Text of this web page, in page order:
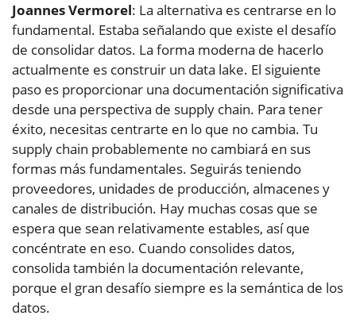
Joannes Vermorel: La alternativa es centrarse en lo
fundamental. Estaba señalando que existe el desafío
de consolidar datos. La forma moderna de hacerlo
actualmente es construir un data lake. El siguiente
paso es proporcionar una documentación significativa
desde una perspectiva de supply chain. Para tener
éxito, necesitas centrarte en lo que no cambia. Tu
supply chain probablemente no cambiará en sus
formas más fundamentales. Seguirás teniendo
proveedores, unidades de producción, almacenes y
canales de distribución. Hay muchas cosas que se
espera que sean relativamente estables, así que
concéntrate en eso. Cuando consolides datos,
consolida también la documentación relevante,
porque el gran desafío siempre es la semántica de los
datos.